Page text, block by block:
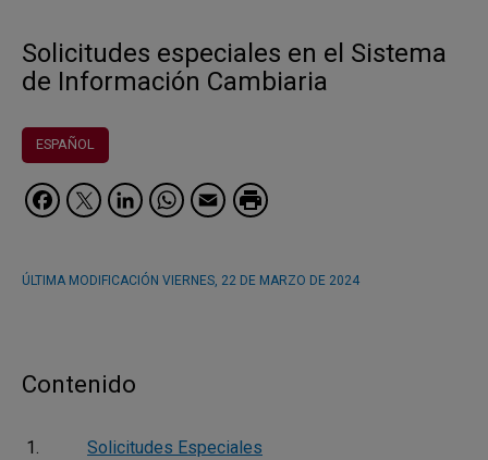
Solicitudes especiales en el Sistema
de Información Cambiaria
ESPAÑOL
Facebook
Twitter
LinkedIn
WhatsApp
Email
ÚLTIMA MODIFICACIÓN VIERNES, 22 DE MARZO DE 2024
Contenido
Solicitudes Especiales